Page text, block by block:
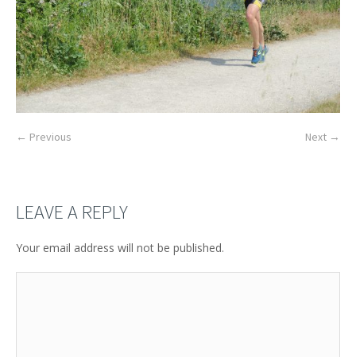
← Previous Next →
LEAVE A REPLY
Your email address will not be published.